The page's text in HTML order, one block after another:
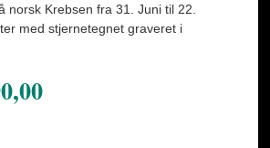
norsk Krebsen fra 31. Juni til 22.
med stjernetegnet graveret i